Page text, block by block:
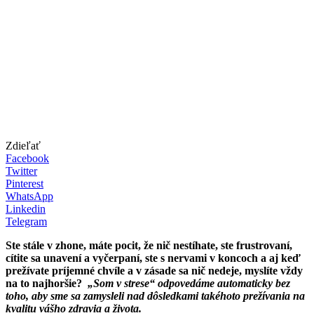
Zdieľať
Facebook
Twitter
Pinterest
WhatsApp
Linkedin
Telegram
Ste stále v zhone, máte pocit, že nič nestíhate, ste frustrovaní,
cítite sa unavení a vyčerpaní, ste s nervami v koncoch a aj keď
prežívate príjemné chvíle a v zásade sa nič nedeje, myslíte vždy
na to najhoršie? „Som v strese“ odpovedáme automaticky bez
toho, aby sme sa zamysleli nad dôsledkami takéhoto prežívania na
kvalitu vášho zdravia a života.